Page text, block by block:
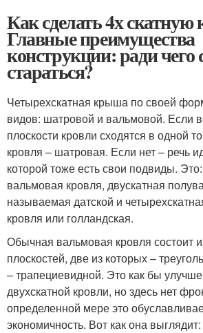
Как сделать 4х
Главные преимущества
конструкции: ради чего
стараться?
Четырехскатная крыша по своей
видов: шатровой и вальмовой. Если
плоскости кровли сходятся в одной
кровля – шатровая. Если нет – речь
которой тоже есть свои подвиды.
вальмовая кровля, двускатная
называемая датской и
кровля или голландская.
Обычная вальмовая кровля состоит
плоскостей, две из которых –
– трапециевидной. Это как бы
двухскатной кровли, но здесь нет
определенной мере это
экономичность. Вот как она выглядит: